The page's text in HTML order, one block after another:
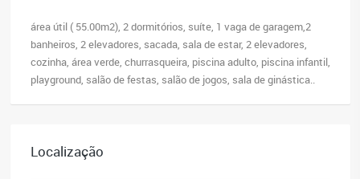
área útil ( 55.00m2), 2 dormitórios, suíte, 1 vaga de garagem,2
banheiros, 2 elevadores, sacada, sala de estar, 2 elevadores,
cozinha, área verde, churrasqueira, piscina adulto, piscina infantil,
playground, salão de festas, salão de jogos, sala de ginástica..
Localização